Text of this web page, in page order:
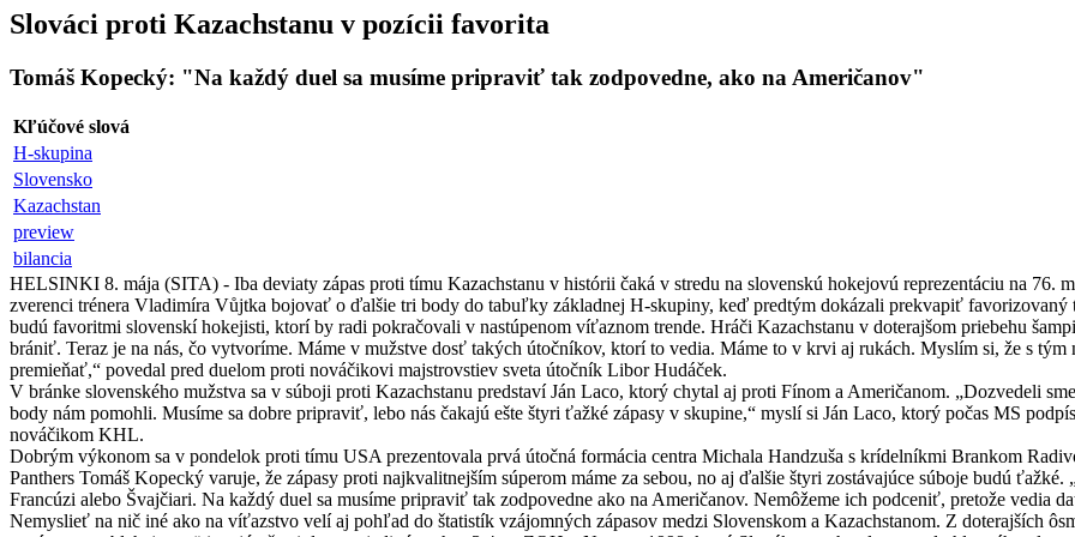
Slováci proti Kazachstanu v pozícii favorita
Tomáš Kopecký: "Na každý duel sa musíme pripraviť tak zodpovedne, ako na Američanov"
Kľúčové slová
H-skupina
Slovensko
Kazachstan
preview
bilancia
HELSINKI 8. mája (SITA) - Iba deviaty zápas proti tímu Kazachstanu v histórii čaká v stredu na slovenskú hokejovú reprezentáciu na 76.
zverenci trénera Vladimíra Vůjtka bojovať o ďalšie tri body do tabuľky základnej H-skupiny, keď predtým dokázali prekvapiť
budú favoritmi slovenskí hokejisti, ktorí by radi pokračovali v nastúpenom víťaznom trende. Hráči Kazachstanu v doterajšom priebehu
brániť. Teraz je na nás, čo vytvoríme. Máme v mužstve dosť takých útočníkov, ktorí to vedia. Máme to v krvi aj rukách. Myslím si, že s tým
premieňať,“ povedal pred duelom proti nováčikovi majstrovstiev sveta útočník Libor Hudáček.
V bránke slovenského mužstva sa v súboji proti Kazachstanu predstaví Ján Laco, ktorý chytal aj proti Fínom a Američanom. „Dozvedeli
body nám pomohli. Musíme sa dobre pripraviť, lebo nás čakajú ešte štyri ťažké zápasy v skupine,“ myslí si Ján Laco, ktorý počas MS
nováčikom KHL.
Dobrým výkonom sa v pondelok proti tímu USA prezentovala prvá útočná formácia centra Michala Handzuša s krídelníkmi Brankom
Panthers Tomáš Kopecký varuje, že zápasy proti najkvalitnejším súperom máme za sebou, no aj ďalšie štyri zostávajúce súboje budú
Francúzi alebo Švajčiari. Na každý duel sa musíme pripraviť tak zodpovedne ako na Američanov. Nemôžeme ich podceniť, pretože vedia
Nemyslieť na nič iné ako na víťazstvo velí aj pohľad do štatistík vzájomných zápasov medzi Slovenskom a Kazachstanom. Z doterajších